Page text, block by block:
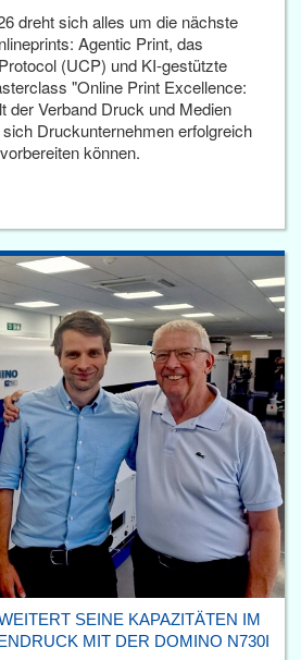
dreht sich alles um die nächste
Agentic Print, das
(UCP) und KI-gestützte
"Online Print Excellence:
der Verband Druck und Medien
Druckunternehmen erfolgreich
können.
SEINE KAPAZITÄTEN IM
MIT DER DOMINO N730I